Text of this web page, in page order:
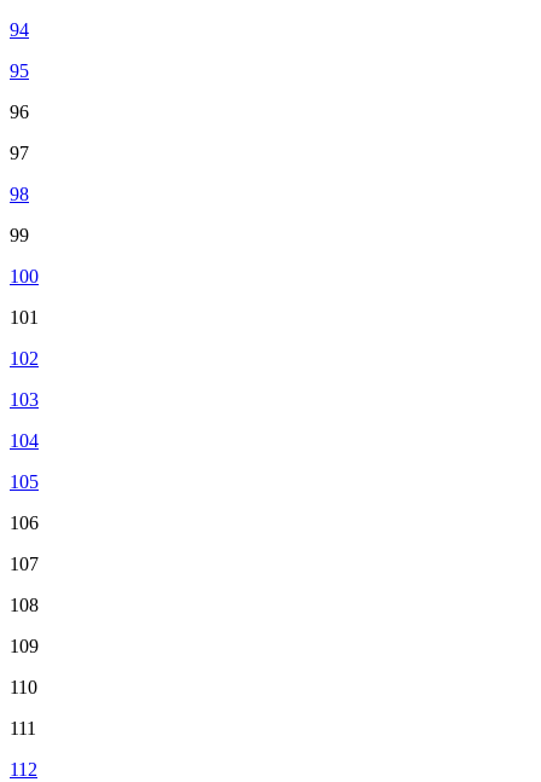
94
95
96
97
98
99
100
101
102
103
104
105
106
107
108
109
110
111
112